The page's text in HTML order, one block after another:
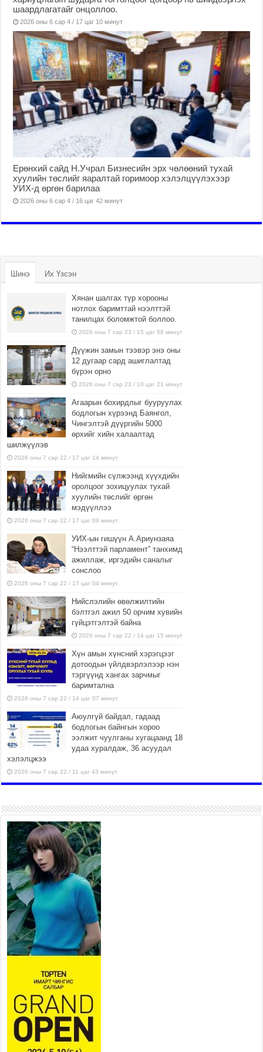
шаардлагатайг онцоллоо.
2026 оны 6 сар 4 / 17 цаг 10 минут
Ерөнхий сайд Н.Учрал Бизнесийн эрх чөлөөний тухай
хуулийн төслийг яаралтай горимоор хэлэлцүүлэхээр
УИХ-д өргөн барилаа
2026 оны 6 сар 4 / 16 цаг 42 минут
Шинэ Их Үзсэн
Хянан шалгах түр хорооны
нотлох баримттай нээлттэй
танилцах боломжтой боллоо.
2026 оны 7 сар 23 / 15 цаг 58 минут
Дүүжин замын тээвэр энэ оны
12 дугаар сард ашиглалтад
бүрэн орно
2026 оны 7 сар 23 / 10 цаг 21 минут
Агаарын бохирдлыг бууруулах
бодлогын хүрээнд Баянгол,
Чингэлтэй дүүргийн 5000
өрхийг хийн халаалтад
шилжүүлэв
2026 оны 7 сар 22 / 17 цаг 14 минут
Нийгмийн сүлжээнд хүүхдийн
оролцоог зохицуулах тухай
хуулийн төслийг өргөн
мэдүүллээ
2026 оны 7 сар 22 / 17 цаг 09 минут
УИХ-ын гишүүн А.Ариунзаяа
“Нээлттэй парламент” танхимд
ажиллаж, иргэдийн саналыг
сонслоо
2026 оны 7 сар 22 / 17 цаг 04 минут
Нийслэлийн өвөлжилтийн
бэлтгэл ажил 50 орчим хувийн
гүйцэтгэлтэй байна
2026 оны 7 сар 22 / 14 цаг 15 минут
Хүн амын хүнсний хэрэгцээг
дотоодын үйлдвэрлэлээр нэн
тэргүүнд хангах зарчмыг
баримтална
2026 оны 7 сар 22 / 14 цаг 07 минут
Аюулгүй байдал, гадаад
бодлогын байнгын хороо
ээлжит чуулганы хугацаанд 18
удаа хуралдаж, 36 асуудал
хэлэлцжээ
2026 оны 7 сар 22 / 11 цаг 43 минут
боломжтой-Хүүхэд хөгжүүлэх
төв” байгуулах төсөлд төр,
хувийн хэвшлийн түншлэлийн хүрээнд хамтран
ажиллахыг урьж байна
2026 оны 7 сар 22 / 9 цаг 28 минут
Б.Пүрэвдагва: “Урт цагаан”-ыг
залуучууд чөлөөт цагаа
өнгөрүүлдэг, жуулчид зорьж
ирдэг цэг болгоно
2026 оны 7 сар 21 / 16 цаг 47 минут
Тусгай замын автобус /BRT/ төслийн удирдах
хорооны ээлжит хуралдаан боллоо
Ерөнхий сайд Н.Учрал БНХАУ-аас Монгол Улсад
суугаа Элчин сайд Шэнь Миньжюанийг хүлээн
авч уулзав
2026 оны 7 сар 21 / 16 цаг 39 минут
БҮГД НАЙРАМДАХ ТАЖИКИСТАН УЛСТАЙ
ЭДИЙН ЗАСГИЙН ХАМТЫН АЖИЛЛАГААГ